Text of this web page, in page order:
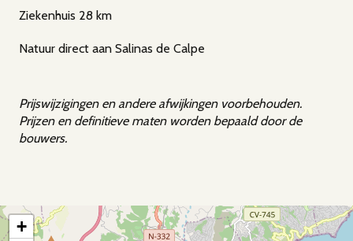
Ziekenhuis 28 km
Natuur direct aan Salinas de Calpe
Prijswijzigingen en andere afwijkingen voorbehouden.
Prijzen en definitieve maten worden bepaald door de
bouwers.
+